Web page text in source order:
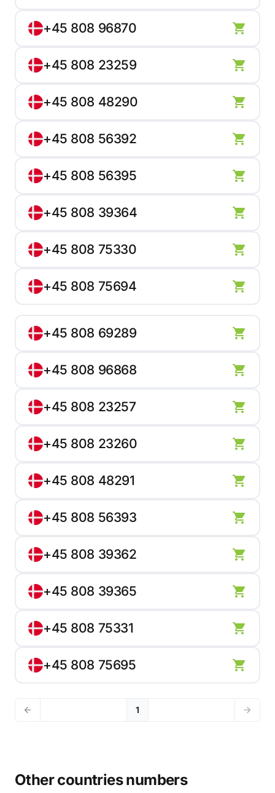
+45 808 96870
+45 808 23259
+45 808 48290
+45 808 56392
+45 808 56395
+45 808 39364
+45 808 75330
+45 808 75694
+45 808 69289
+45 808 96868
+45 808 23257
+45 808 23260
+45 808 48291
+45 808 56393
+45 808 39362
+45 808 39365
+45 808 75331
+45 808 75695
1
Other countries numbers